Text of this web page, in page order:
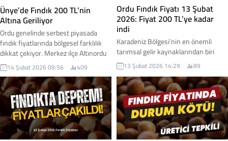
Ünye’de Fındık 200 TL’nin
Altına Geriliyor
Ordu genelinde serbest piyasada
fındık fiyatlarında bölgesel farklılık
dikkat çekiyor. Merkez ilçe Altınordu
ve çevresinde fiyatlar 220 TL
seviyelerinde işlem görürken, Ünye
ve Fatsa ilçelerinde fiyatların 200
TL’nin altına doğru gerilediği
belirtiliyor.
14 Şubat 2026 09:56 409
Ordu Fındık Fiyatı 13 Şubat
2026: Fiyat 200 TL’ye kadar
indi
Karadeniz Bölgesi’nin en önemli
tarımsal gelir kaynaklarından biri
olan fındıkta fiyat hareketliliği üretici
ve sektör temsilcileri tarafından
yakından takip ediliyor. Ordu’da 13
Şubat 2026 Cuma günü serbest
piyasada 50 randıman kabuklu fındık,
215 TL ile 230 TL arasında işlem
görüyor. İşte Ordu Fındık fiyatı 13
Şubat 2026
13 Şubat 2026 14:29 89